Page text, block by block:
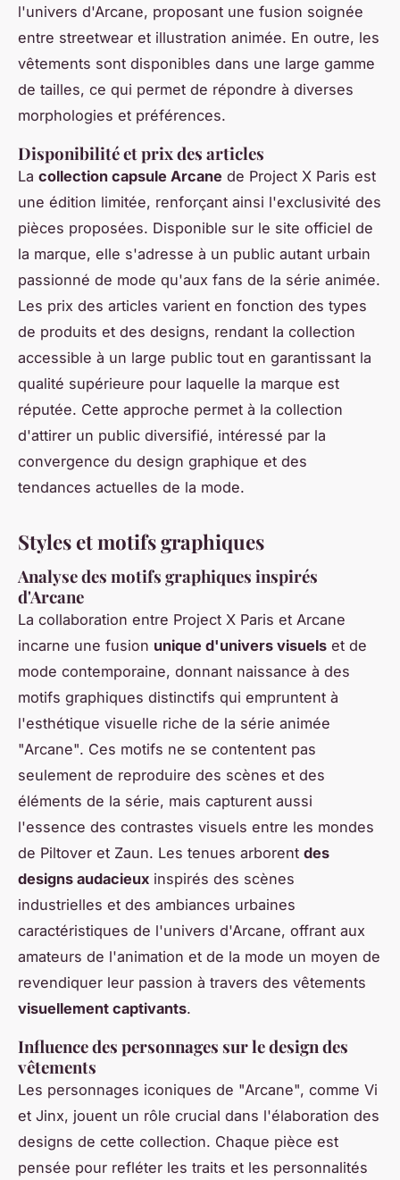
l'univers d'Arcane, proposant une fusion soignée
entre streetwear et illustration animée. En outre, les
vêtements sont disponibles dans une large gamme
de tailles, ce qui permet de répondre à diverses
morphologies et préférences.
Disponibilité et prix des articles
La collection capsule Arcane de Project X Paris est
une édition limitée, renforçant ainsi l'exclusivité des
pièces proposées. Disponible sur le site officiel de
la marque, elle s'adresse à un public autant urbain
passionné de mode qu'aux fans de la série animée.
Les prix des articles varient en fonction des types
de produits et des designs, rendant la collection
accessible à un large public tout en garantissant la
qualité supérieure pour laquelle la marque est
réputée. Cette approche permet à la collection
d'attirer un public diversifié, intéressé par la
convergence du design graphique et des
tendances actuelles de la mode.
Styles et motifs graphiques
Analyse des motifs graphiques inspirés
d'Arcane
La collaboration entre Project X Paris et Arcane
incarne une fusion unique d'univers visuels et de
mode contemporaine, donnant naissance à des
motifs graphiques distinctifs qui empruntent à
l'esthétique visuelle riche de la série animée
"Arcane". Ces motifs ne se contentent pas
seulement de reproduire des scènes et des
éléments de la série, mais capturent aussi
l'essence des contrastes visuels entre les mondes
de Piltover et Zaun. Les tenues arborent des
designs audacieux inspirés des scènes
industrielles et des ambiances urbaines
caractéristiques de l'univers d'Arcane, offrant aux
amateurs de l'animation et de la mode un moyen de
revendiquer leur passion à travers des vêtements
visuellement captivants.
Influence des personnages sur le design des
vêtements
Les personnages iconiques de "Arcane", comme Vi
et Jinx, jouent un rôle crucial dans l'élaboration des
designs de cette collection. Chaque pièce est
pensée pour refléter les traits et les personnalités